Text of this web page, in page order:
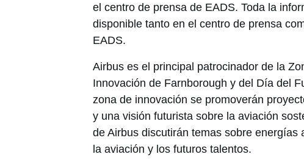
el centro de prensa de EADS. Toda la
disponible tanto en el centro de prensa
EADS.
Airbus es el principal patrocinador de la
Innovación de Farnborough y del Día del
zona de innovación se promoverán
y una visión futurista sobre la aviación
de Airbus discutirán temas sobre energías
la aviación y los futuros talentos.